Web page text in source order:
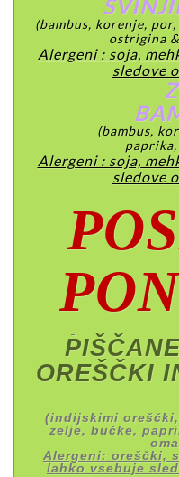
(bambus, korenje,
ostrigina
Alergeni : soja,
sledove
(bambus,
Alergeni : soja,
sledove
(indijskimi
zelje, bučke,
Alergeni: oreščki,
lahko vsebuje